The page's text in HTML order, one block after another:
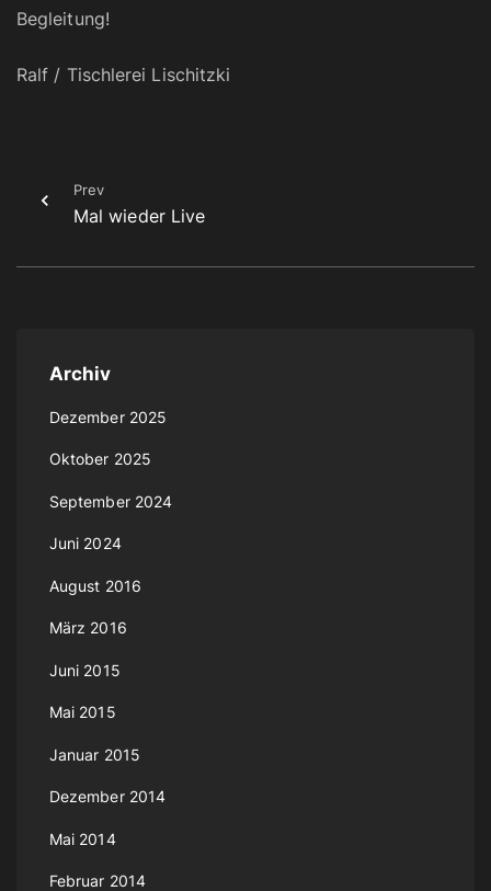
Begleitung!
Ralf / Tischlerei Lischitzki
Prev
Mal wieder Live
Archiv
Dezember 2025
Oktober 2025
September 2024
Juni 2024
August 2016
März 2016
Juni 2015
Mai 2015
Januar 2015
Dezember 2014
Mai 2014
Februar 2014